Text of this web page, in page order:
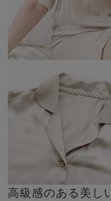
高級感のある美し